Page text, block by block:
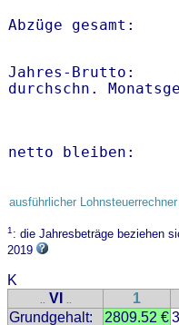
Abzüge gesamt:
Jahres-
netto
ausführlicher
1: die Jahresbeträge beziehen
2019
K
.. VI .. 1
Grundgehalt:
2809.52 €